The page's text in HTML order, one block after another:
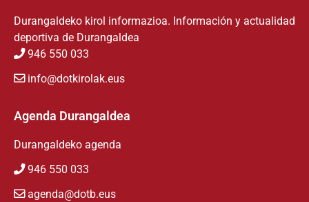
Durangaldeko kirol informazioa. Información y actualidad
deportiva de Durangaldea
946 550 033
info@dotkirolak.eus
Agenda Durangaldea
Durangaldeko agenda
946 550 033
agenda@dotb.eus